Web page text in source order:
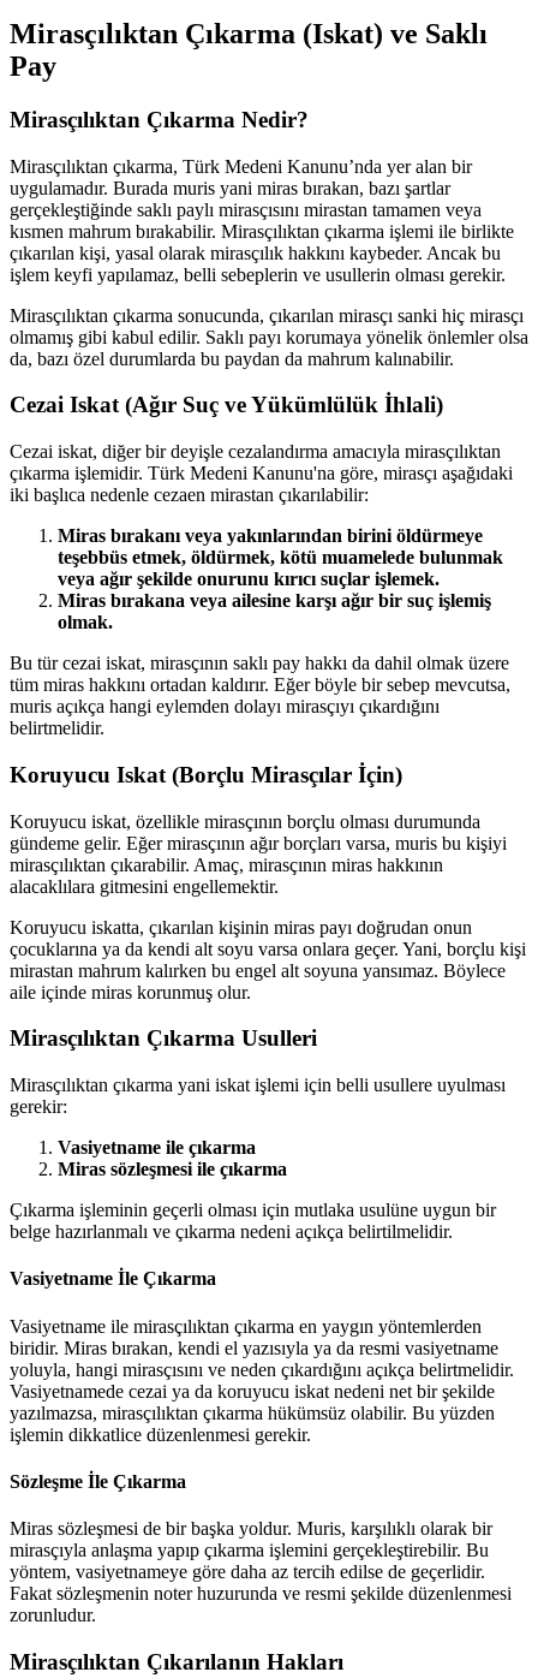
Mirasçılıktan Çıkarma (Iskat) ve Saklı
Pay
Mirasçılıktan Çıkarma Nedir?
Mirasçılıktan çıkarma, Türk Medeni Kanunu’nda yer alan bir
uygulamadır. Burada muris yani miras bırakan, bazı şartlar
gerçekleştiğinde saklı paylı mirasçısını mirastan tamamen veya
kısmen mahrum bırakabilir. Mirasçılıktan çıkarma işlemi ile birlikte
çıkarılan kişi, yasal olarak mirasçılık hakkını kaybeder. Ancak bu
işlem keyfi yapılamaz, belli sebeplerin ve usullerin olması gerekir.
Mirasçılıktan çıkarma sonucunda, çıkarılan mirasçı sanki hiç mirasçı
olmamış gibi kabul edilir. Saklı payı korumaya yönelik önlemler olsa
da, bazı özel durumlarda bu paydan da mahrum kalınabilir.
Cezai Iskat (Ağır Suç ve Yükümlülük İhlali)
Cezai iskat, diğer bir deyişle cezalandırma amacıyla mirasçılıktan
çıkarma işlemidir. Türk Medeni Kanunu'na göre, mirasçı aşağıdaki
iki başlıca nedenle cezaen mirastan çıkarılabilir:
Miras bırakanı veya yakınlarından birini öldürmeye
teşebbüs etmek, öldürmek, kötü muamelede bulunmak
veya ağır şekilde onurunu kırıcı suçlar işlemek.
Miras bırakana veya ailesine karşı ağır bir suç işlemiş
olmak.
Bu tür cezai iskat, mirasçının saklı pay hakkı da dahil olmak üzere
tüm miras hakkını ortadan kaldırır. Eğer böyle bir sebep mevcutsa,
muris açıkça hangi eylemden dolayı mirasçıyı çıkardığını
belirtmelidir.
Koruyucu Iskat (Borçlu Mirasçılar İçin)
Koruyucu iskat, özellikle mirasçının borçlu olması durumunda
gündeme gelir. Eğer mirasçının ağır borçları varsa, muris bu kişiyi
mirasçılıktan çıkarabilir. Amaç, mirasçının miras hakkının
alacaklılara gitmesini engellemektir.
Koruyucu iskatta, çıkarılan kişinin miras payı doğrudan onun
çocuklarına ya da kendi alt soyu varsa onlara geçer. Yani, borçlu kişi
mirastan mahrum kalırken bu engel alt soyuna yansımaz. Böylece
aile içinde miras korunmuş olur.
Mirasçılıktan Çıkarma Usulleri
Mirasçılıktan çıkarma yani iskat işlemi için belli usullere uyulması
gerekir:
Vasiyetname ile çıkarma
Miras sözleşmesi ile çıkarma
Çıkarma işleminin geçerli olması için mutlaka usulüne uygun bir
belge hazırlanmalı ve çıkarma nedeni açıkça belirtilmelidir.
Vasiyetname İle Çıkarma
Vasiyetname ile mirasçılıktan çıkarma en yaygın yöntemlerden
biridir. Miras bırakan, kendi el yazısıyla ya da resmi vasiyetname
yoluyla, hangi mirasçısını ve neden çıkardığını açıkça belirtmelidir.
Vasiyetnamede cezai ya da koruyucu iskat nedeni net bir şekilde
yazılmazsa, mirasçılıktan çıkarma hükümsüz olabilir. Bu yüzden
işlemin dikkatlice düzenlenmesi gerekir.
Sözleşme İle Çıkarma
Miras sözleşmesi de bir başka yoldur. Muris, karşılıklı olarak bir
mirasçıyla anlaşma yapıp çıkarma işlemini gerçekleştirebilir. Bu
yöntem, vasiyetnameye göre daha az tercih edilse de geçerlidir.
Fakat sözleşmenin noter huzurunda ve resmi şekilde düzenlenmesi
zorunludur.
Mirasçılıktan Çıkarılanın Hakları